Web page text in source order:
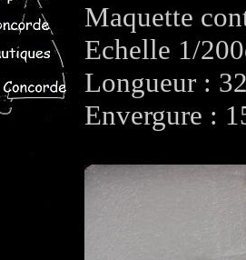
Maquette
Echelle 1/
Longueur :
Envergure :